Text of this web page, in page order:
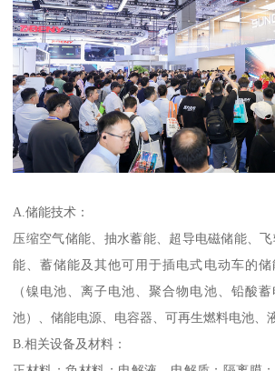
A.储能技术：
压缩空气储能、抽水蓄能、超导电磁储能、
能、蓄储能及其他可用于插电式电动车的
（镍电池、离子电池、聚合物电池、铅酸
池）、储能电源、电容器、可再生燃料电池、
B.相关设备及材料：